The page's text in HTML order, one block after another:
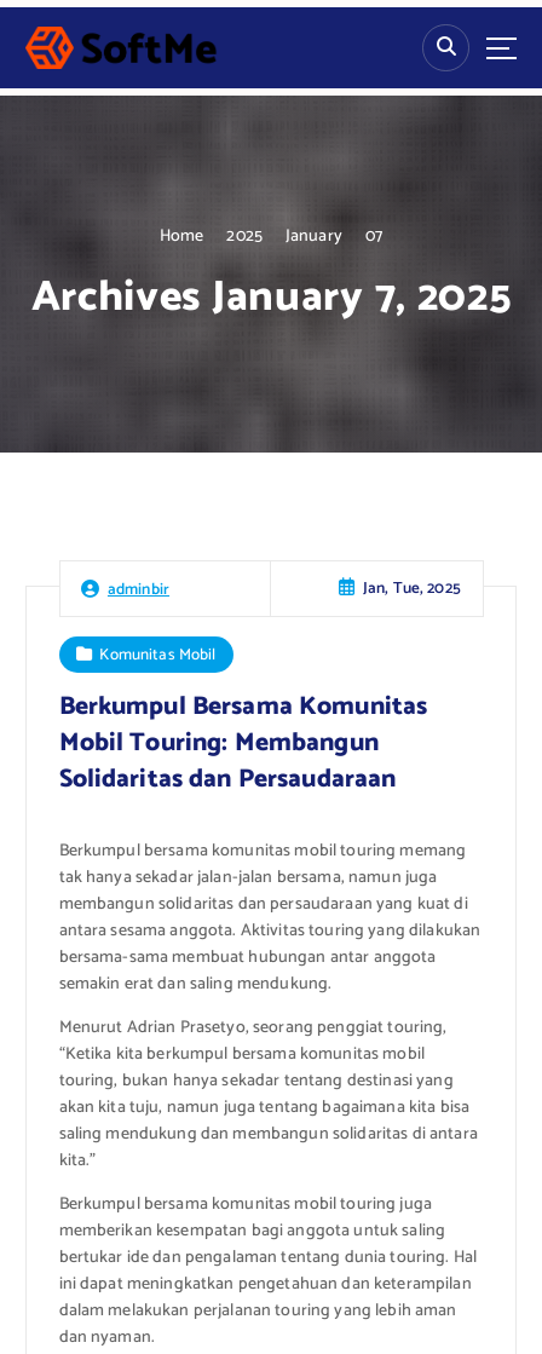
S
p
Home 2025 January 07
Archives January 7, 2025
adminbir Jan, Tue, 2025
Komunitas Mobil
Berkumpul Bersama Komunitas
Mobil Touring: Membangun
Solidaritas dan Persaudaraan
Berkumpul bersama komunitas mobil touring memang
tak hanya sekadar jalan-jalan bersama, namun juga
membangun solidaritas dan persaudaraan yang kuat di
antara sesama anggota. Aktivitas touring yang dilakukan
bersama-sama membuat hubungan antar anggota
semakin erat dan saling mendukung.
Menurut Adrian Prasetyo, seorang penggiat touring,
“Ketika kita berkumpul bersama komunitas mobil
touring, bukan hanya sekadar tentang destinasi yang
akan kita tuju, namun juga tentang bagaimana kita bisa
saling mendukung dan membangun solidaritas di antara
kita.”
Berkumpul bersama komunitas mobil touring juga
memberikan kesempatan bagi anggota untuk saling
bertukar ide dan pengalaman tentang dunia touring. Hal
ini dapat meningkatkan pengetahuan dan keterampilan
dalam melakukan perjalanan touring yang lebih aman
dan nyaman.